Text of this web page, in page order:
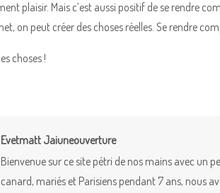
plaisir. Mais c’est aussi positif de se rendre
on peut créer des choses réelles. Se rendre
choses !
Evetmatt Jaiuneouverture
Bienvenue sur ce site pétri de nos mains avec un
canard, mariés et Parisiens pendant 7 ans, nous